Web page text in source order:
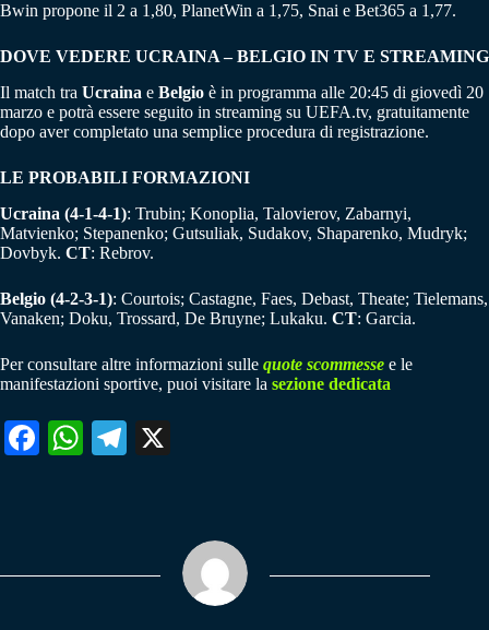
Bwin propone il 2 a 1,80, PlanetWin a 1,75, Snai e Bet365 a 1,77.
DOVE VEDERE UCRAINA – BELGIO IN TV E STREAMING
Il match tra Ucraina e Belgio è in programma alle 20:45 di giovedì 20
marzo e potrà essere seguito in streaming su UEFA.tv, gratuitamente
dopo aver completato una semplice procedura di registrazione.
LE PROBABILI FORMAZIONI
Ucraina (4-1-4-1): Trubin; Konoplia, Talovierov, Zabarnyi,
Matvienko; Stepanenko; Gutsuliak, Sudakov, Shaparenko, Mudryk;
Dovbyk. CT: Rebrov.
Belgio (4-2-3-1): Courtois; Castagne, Faes, Debast, Theate; Tielemans,
Vanaken; Doku, Trossard, De Bruyne; Lukaku. CT: Garcia.
Per consultare altre informazioni sulle quote scommesse e le
manifestazioni sportive, puoi visitare la sezione dedicata
Fa W
pp
Te
m